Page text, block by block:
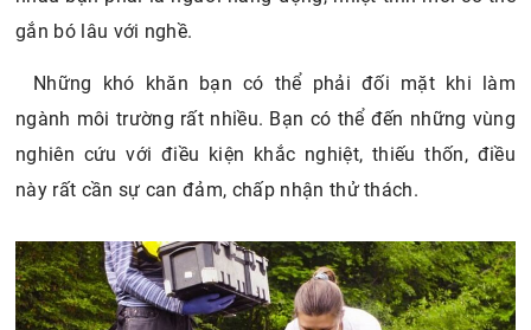
gắn bó lâu với nghề.
Những khó khăn bạn có thể phải đối mặt khi làm
ngành môi trường rất nhiều. Bạn có thể đến những vùng
nghiên cứu với điều kiện khắc nghiệt, thiếu thốn, điều
này rất cần sự can đảm, chấp nhận thử thách.